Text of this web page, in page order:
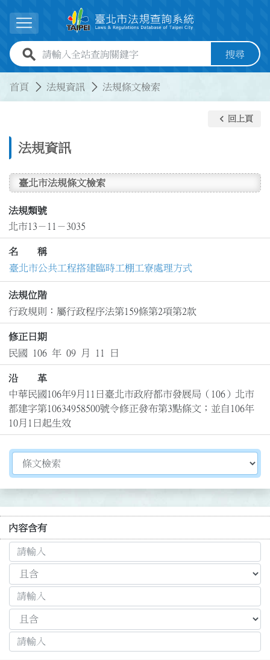
展開選單
全站查詢關鍵字欄位 搜尋
首頁 法規資訊 法規條文檢索
法規資訊
keyboard_arrow_left 回上頁
臺北市法規條文檢索
法規類號
北市13－11－3035
名 稱
臺北市公共工程搭建臨時工棚工寮處理方式
法規位階
行政規則：屬行政程序法第159條第2項第2款
修正日期
民國 106 年 09 月 11 日
沿 革
中華民國106年9月11日臺北市政府都市發展局（106）北市
都建字第10634958500號令修正發布第3點條文；並自106年
10月1日起生效
切換選擇法規資訊內容
內容含有